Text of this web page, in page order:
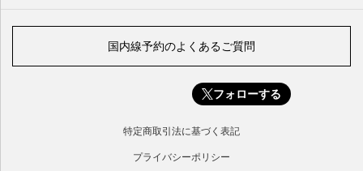
喜界島空港
国内線予約のよくあるご質問
フォローする
特定商取引法に基づく表記
プライバシーポリシー